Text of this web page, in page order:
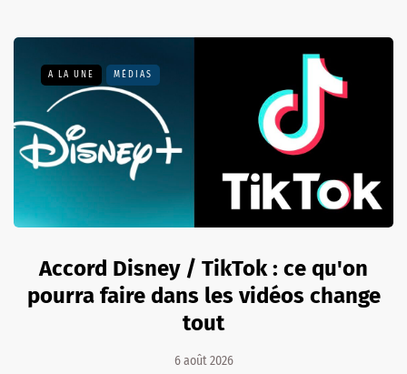
A LA UNE MÉDIAS
Accord Disney / TikTok : ce qu'on
pourra faire dans les vidéos change
tout
6 août 2026